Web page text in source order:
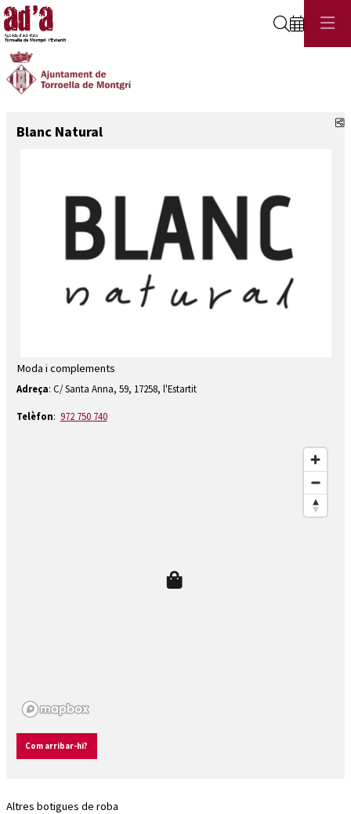
Cerca
Blanc Natural
Diapositiva 1 de 1
Moda i complements
Adreça: C/ Santa Anna, 59, 17258, l'Estartit
Telèfon: 972 750 740
Com arribar-hi?
Altres botigues de roba